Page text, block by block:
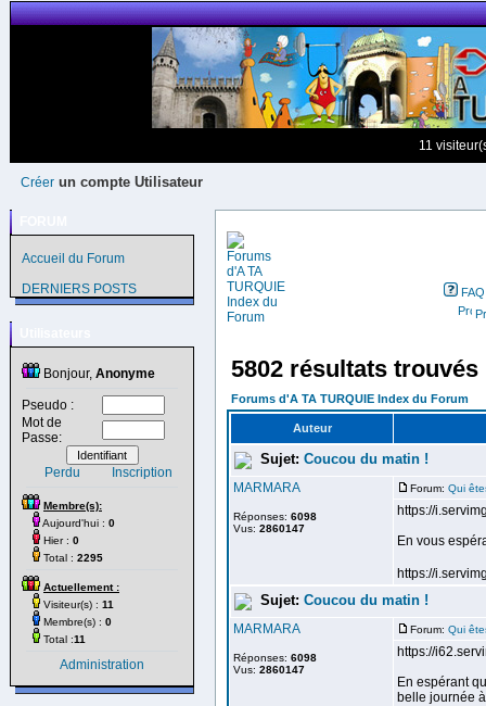
11
Créer un compte Utilisateur
Accueil du Forum
DERNIERS POSTS
Bonjour, Anonyme
Pseudo :
Mot de
Passe:
Perdu Inscription
Membre(s):
Aujourd'hui : 0
Hier : 0
Total : 2295
Actuellement :
Visiteur(s) : 11
Membre(s) : 0
Total :11
Administration
FAQ
5802 résultats trouvés
Forums d'A TA TURQUIE Index du Forum
Auteur
Sujet: Coucou du matin !
MARMARA
Réponses: 6098
Vus: 2860147
Forum: Qui
https://
En vous
https://
Sujet: Coucou du matin !
MARMARA
Réponses: 6098
Vus: 2860147
Forum: Qui
https://
En espérant
belle journée